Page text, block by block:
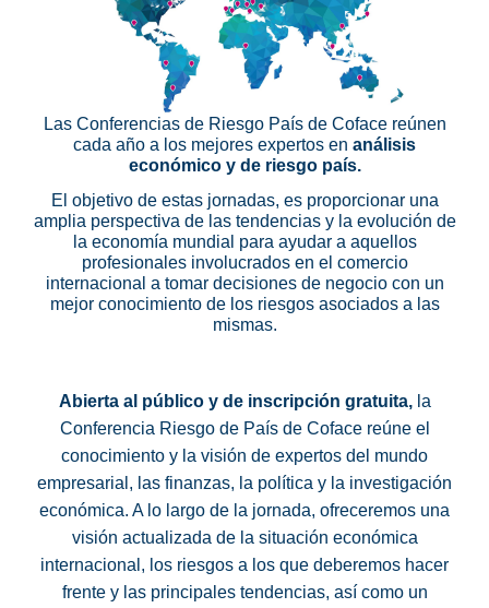
Las Conferencias de Riesgo País de Coface reúnen
cada año a los mejores expertos en análisis
económico y de riesgo país.
El objetivo de estas jornadas, es proporcionar una
amplia perspectiva de las tendencias y la evolución de
la economía mundial para ayudar a aquellos
profesionales involucrados en el comercio
internacional a tomar decisiones de negocio con un
mejor conocimiento de los riesgos asociados a las
mismas.
Abierta al público y de inscripción gratuita,la
Conferencia Riesgo de País de Coface reúne el
conocimiento y la visión de expertos del mundo
empresarial, las finanzas, la política y la investigación
económica. A lo largo de la jornada, ofreceremos una
visión actualizada de la situación económica
internacional, los riesgos a los que deberemos hacer
frente y las principales tendencias, así como un